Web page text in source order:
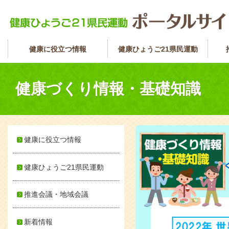
健康に役立つ情報 健康ひょうご21県民運動
健康づくり情報・基礎知識
健康に役立つ情報
健康ひょうご21県民運動
推進会議・地域会議
新着情報